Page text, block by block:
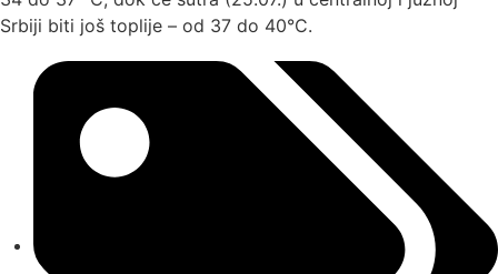
Srbiji biti još toplije – od 37 do 40°C.